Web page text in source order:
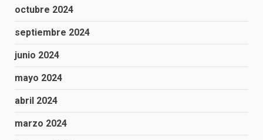
octubre 2024
septiembre 2024
junio 2024
mayo 2024
abril 2024
marzo 2024